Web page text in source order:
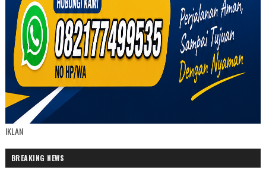
IKLAN
BREAKING NEWS